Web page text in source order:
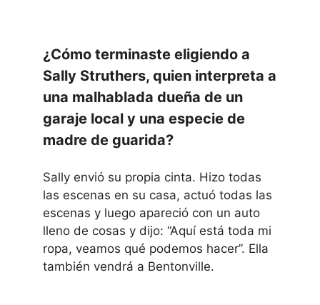
¿Cómo terminaste eligiendo a
Sally Struthers, quien interpreta a
una malhablada dueña de un
garaje local y una especie de
madre de guarida?
Sally envió su propia cinta. Hizo todas
las escenas en su casa, actuó todas las
escenas y luego apareció con un auto
lleno de cosas y dijo: “Aquí está toda mi
ropa, veamos qué podemos hacer”. Ella
también vendrá a Bentonville.